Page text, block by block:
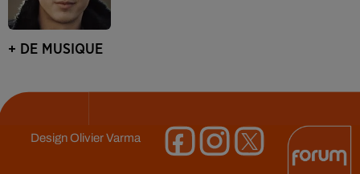
+ DE MUSIQUE
DesignOlivier Varma